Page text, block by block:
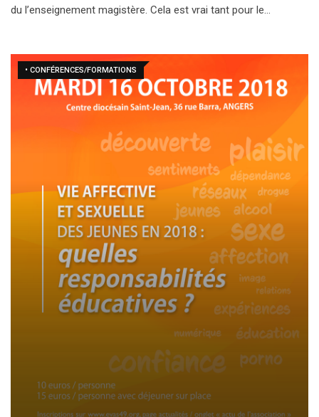
du l’enseignement magistère. Cela est vrai tant pour le…
• CONFÉRENCES/FORMATIONS